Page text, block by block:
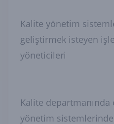
Kalite yönetim
geliştirmek isteyen
yöneticileri
Kalite departmanında
yönetim